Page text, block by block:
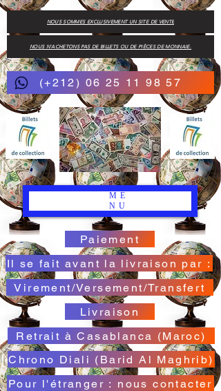
(+212) 06 25 11 98 57
ME
NU
Paiement
Virement/Versement/Transfert
Livraison
Retrait à Casablanca (Maroc)
Il se fait avant la livraison par :
Chrono Diali (Barid Al Maghrib)
NOUS N'ACHETONS PAS DE BILLETS OU DE PIÈCES DE MONNAIE.
NOUS SOMMES EXCLUSIVEMENT UN SITE DE VENTE
Pour l'étranger : nous contacter